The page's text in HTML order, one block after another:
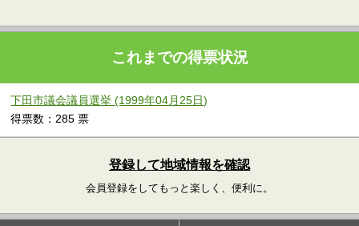
これまでの得票状況
下田市議会議員選挙 (1999年04月25日)
得票数：285 票
登録して地域情報を確認
会員登録をしてもっと楽しく、便利に。